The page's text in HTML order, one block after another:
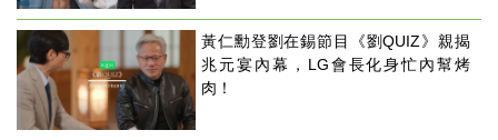
黃仁勳登劉在錫節目《劉QUIZ》親揭
兆元宴內幕，LG會長化身忙內幫烤
肉！